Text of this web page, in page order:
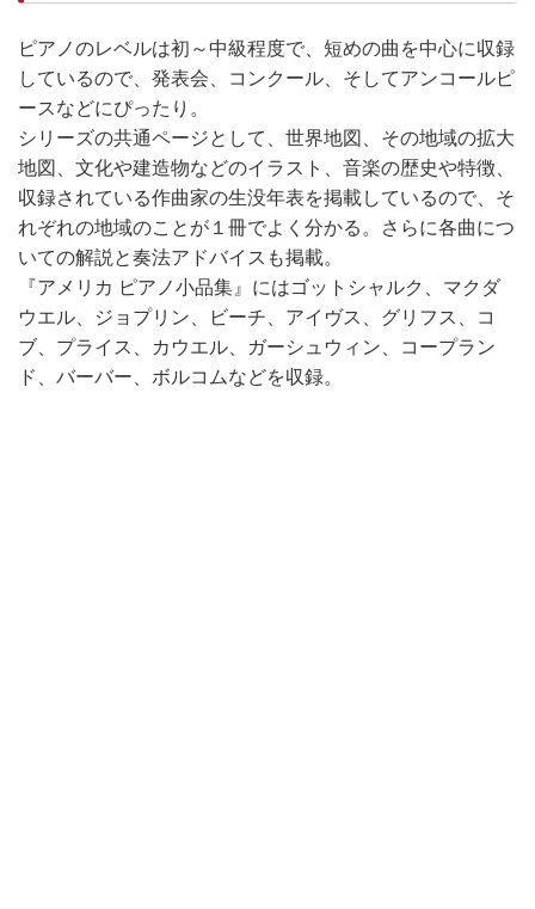
ピアノのレベルは初～中級程度で、短めの曲を中心に収録
しているので、発表会、コンクール、そしてアンコールピ
ースなどにぴったり。
シリーズの共通ページとして、世界地図、その地域の拡大
地図、文化や建造物などのイラスト、音楽の歴史や特徴、
収録されている作曲家の生没年表を掲載しているので、そ
れぞれの地域のことが１冊でよく分かる。さらに各曲につ
いての解説と奏法アドバイスも掲載。
『アメリカ ピアノ小品集』にはゴットシャルク、マクダ
ウエル、ジョプリン、ビーチ、アイヴス、グリフス、コ
ブ、プライス、カウエル、ガーシュウィン、コープラン
ド、バーバー、ボルコムなどを収録。